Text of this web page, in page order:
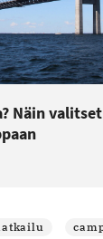
Näin